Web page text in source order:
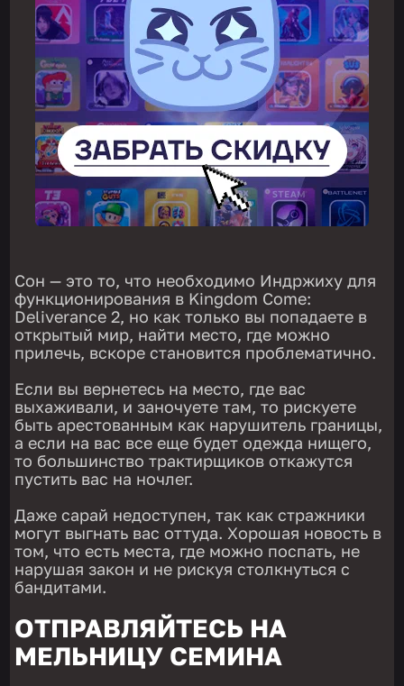
Сон — это то, что необходимо Индржиху для
функционирования в Kingdom Come:
Deliverance 2, но как только вы попадаете в
открытый мир, найти место, где можно
прилечь, вскоре становится проблематично.
Если вы вернетесь на место, где вас
выхаживали, и заночуете там, то рискуете
быть арестованным как нарушитель границы,
а если на вас все еще будет одежда нищего,
то большинство трактирщиков откажутся
пустить вас на ночлег.
Даже сарай недоступен, так как стражники
могут выгнать вас оттуда. Хорошая новость в
том, что есть места, где можно поспать, не
нарушая закон и не рискуя столкнуться с
бандитами.
ОТПРАВЛЯЙТЕСЬ НА
МЕЛЬНИЦУ СЕМИНА